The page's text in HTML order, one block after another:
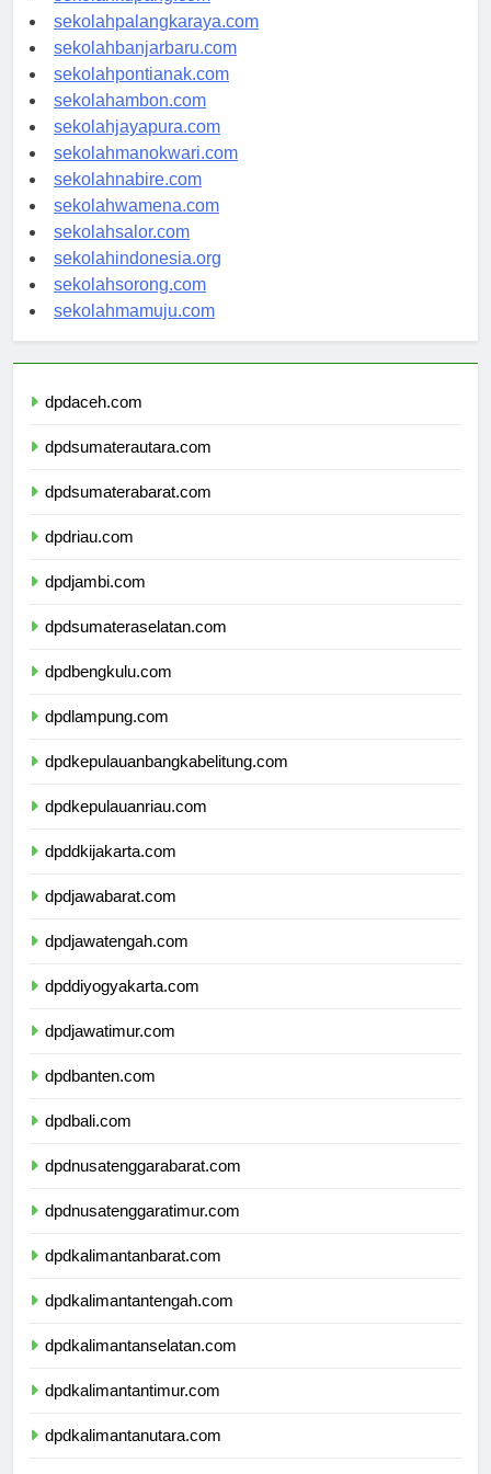
sekolahkupang.com
sekolahpalangkaraya.com
sekolahbanjarbaru.com
sekolahpontianak.com
sekolahambon.com
sekolahjayapura.com
sekolahmanokwari.com
sekolahnabire.com
sekolahwamena.com
sekolahsalor.com
sekolahindonesia.org
sekolahsorong.com